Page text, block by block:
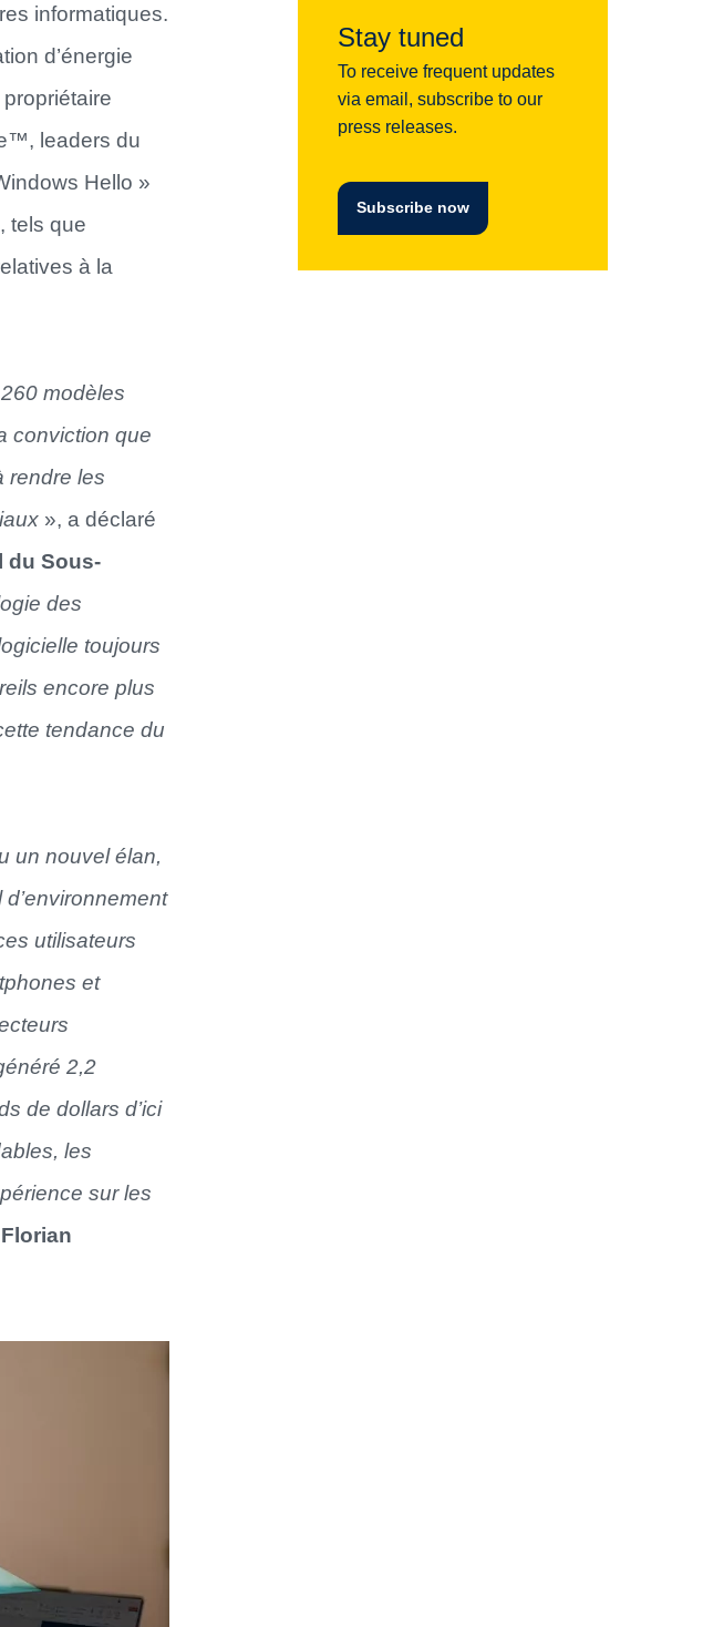
informatiques.
d’énergie
leaders du
Hello »
tels que
à la
modèles
conviction que
rendre les
», a déclaré
du Sous-
des
toujours
encore plus
tendance du
un nouvel élan,
utilisateurs
et
2,2
de dollars d’ici
les
sur les
Florian
Stay tuned
To receive frequent updates
via email, subscribe to our
press releases.
Subscribe now